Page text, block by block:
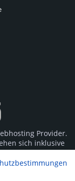
Provider.
sich inklusive
Preise
Vertragslaufzeit